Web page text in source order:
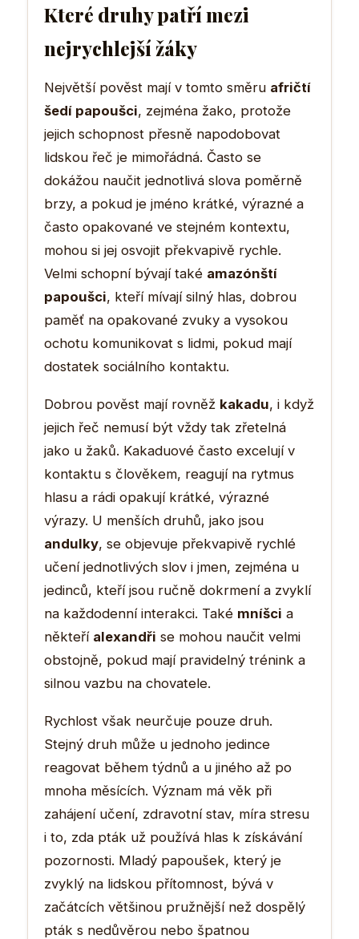
Které druhy patří mezi
nejrychlejší žáky
Největší pověst mají v tomto směru afričtí
šedí papoušci, zejména žako, protože
jejich schopnost přesně napodobovat
lidskou řeč je mimořádná. Často se
dokážou naučit jednotlivá slova poměrně
brzy, a pokud je jméno krátké, výrazné a
často opakované ve stejném kontextu,
mohou si jej osvojit překvapivě rychle.
Velmi schopní bývají také amazónští
papoušci, kteří mívají silný hlas, dobrou
paměť na opakované zvuky a vysokou
ochotu komunikovat s lidmi, pokud mají
dostatek sociálního kontaktu.
Dobrou pověst mají rovněž kakadu, i když
jejich řeč nemusí být vždy tak zřetelná
jako u žaků. Kakaduové často excelují v
kontaktu s člověkem, reagují na rytmus
hlasu a rádi opakují krátké, výrazné
výrazy. U menších druhů, jako jsou
andulky, se objevuje překvapivě rychlé
učení jednotlivých slov i jmen, zejména u
jedinců, kteří jsou ručně dokrmení a zvyklí
na každodenní interakci. Také mníšci a
někteří alexandři se mohou naučit velmi
obstojně, pokud mají pravidelný trénink a
silnou vazbu na chovatele.
Rychlost však neurčuje pouze druh.
Stejný druh může u jednoho jedince
reagovat během týdnů a u jiného až po
mnoha měsících. Význam má věk při
zahájení učení, zdravotní stav, míra stresu
i to, zda pták už používá hlas k získávání
pozornosti. Mladý papoušek, který je
zvyklý na lidskou přítomnost, bývá v
začátcích většinou pružnější než dospělý
pták s nedůvěrou nebo špatnou